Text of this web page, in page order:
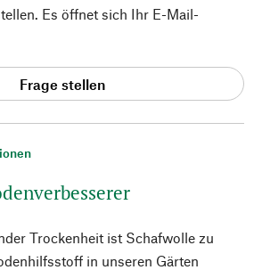
Trockenheit ist Schafwolle zu
in unseren Gärten
Es öffnet sich Ihr E-Mail-
Frage stellen